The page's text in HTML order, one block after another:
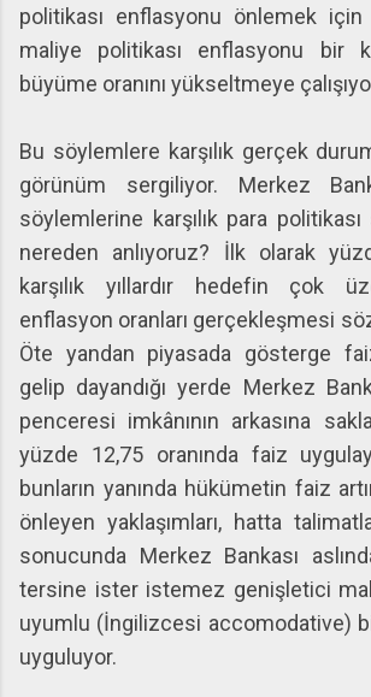
politikası enflasyonu önlemek için
maliye politikası enflasyonu bir
büyüme oranını yükseltmeye
Bu söylemlere karşılık gerçek
görünüm sergiliyor. Merkez
söylemlerine karşılık para politikası
nereden anlıyoruz? İlk olarak
karşılık yıllardır hedefin çok
enflasyon oranları gerçekleşmesi
Öte yandan piyasada gösterge
gelip dayandığı yerde Merkez
penceresi imkânının arkasına
yüzde 12,75 oranında faiz
bunların yanında hükümetin faiz
önleyen yaklaşımları, hatta
sonucunda Merkez Bankası
tersine ister istemez genişletici
uyumlu (İngilizcesi accomodative)
uyguluyor.